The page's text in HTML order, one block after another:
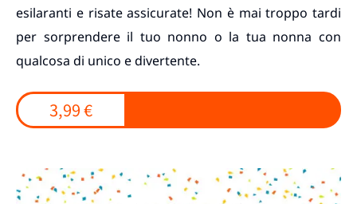
esilaranti e risate assicurate! Non è mai troppo tardi
per sorprendere il tuo nonno o la tua nonna con
qualcosa di unico e divertente.
3,99 €